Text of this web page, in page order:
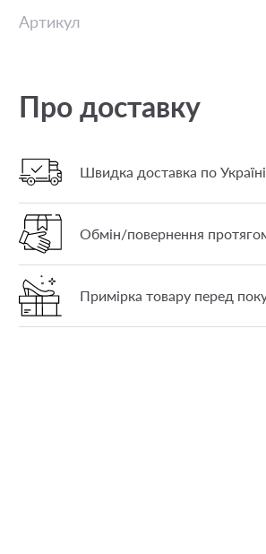
Артикул
Про доставку
Швидка доставка по Україні
Обмін/повернення
Примірка товару перед